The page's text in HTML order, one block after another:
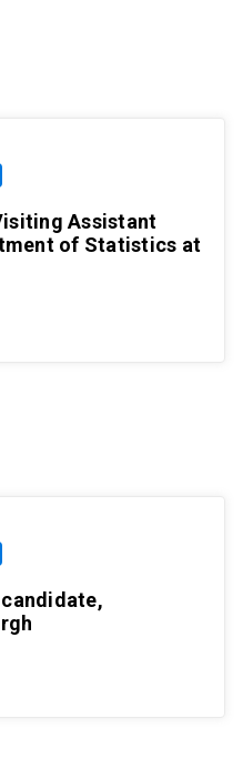
Assistant
of Statistics at